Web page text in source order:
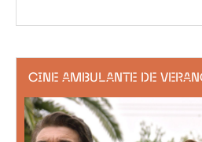
CINE AMBULANTE DE